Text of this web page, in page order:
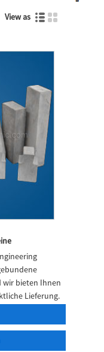
View as
wir bieten Ihnen
Lieferung.